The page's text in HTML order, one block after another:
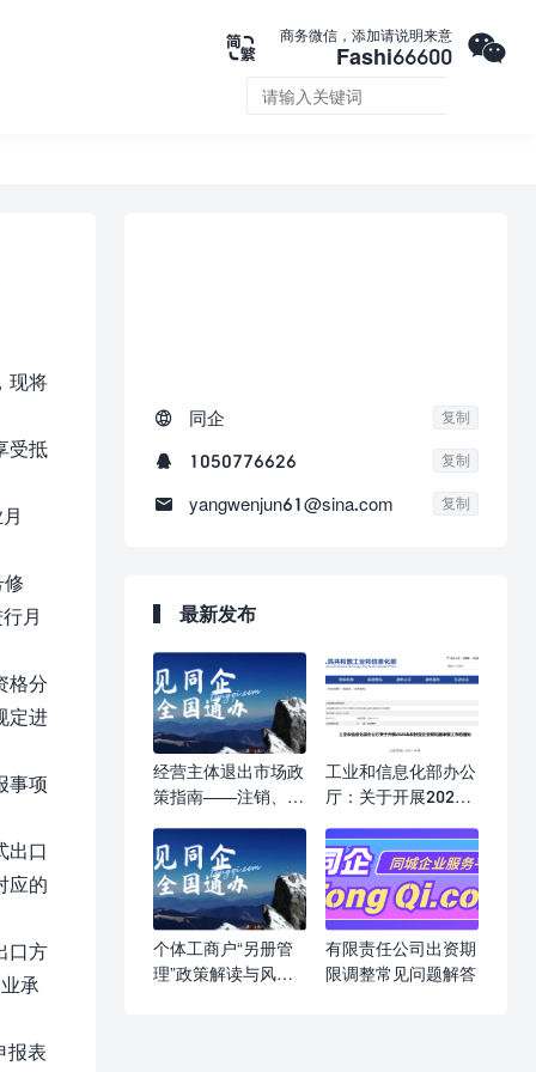
商务微信，添加请说明来意
Fashi66600 

现将
受抵
月
格分
定进
事项
出口
应的
口方
承
报表
 同企 复制
 1050776626 复制
 yangwenjun61@sina.com 复制
最新发布
经营主体退出市场政
策指南——注销、吊
读懂
工业和信息化部办公
厅：关于开展2026
申报工作的通知
个体工商户“另册管
理”政策解读与风险
有限责任公司出资期
限调整常见问题解答